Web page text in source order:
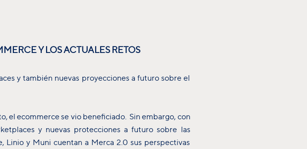
Y LOS ACTUALES RETOS
y también nuevas proyecciones a futuro sobre el
el ecommerce se vio beneficiado. Sin embargo, con
y nuevas protecciones a futuro sobre las
y Muni cuentan a Merca 2.0 sus perspectivas